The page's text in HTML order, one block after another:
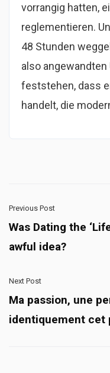
vorrangig hatten,
reglementieren.
48 Stunden
also
feststehen, dass
handelt, die
Previous Post
Was Dating the
awful idea?
Next Post
Ma passion, une
identiquement cet